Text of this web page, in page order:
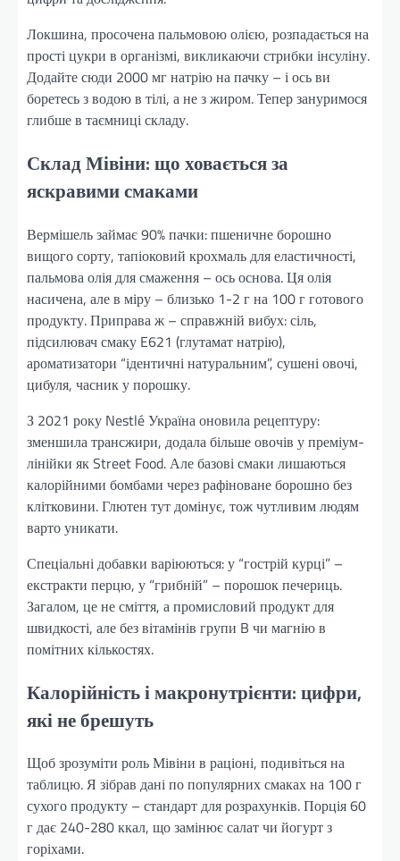
Локшина, просочена пальмовою олією, розпадається на
прості цукри в організмі, викликаючи стрибки інсуліну.
Додайте сюди 2000 мг натрію на пачку – і ось ви
боретесь з водою в тілі, а не з жиром. Тепер зануримося
глибше в таємниці складу.
Склад Мівіни: що ховається за
яскравими смаками
Вермішель займає 90% пачки: пшеничне борошно
вищого сорту, тапіоковий крохмаль для еластичності,
пальмова олія для смаження – ось основа. Ця олія
насичена, але в міру – близько 1-2 г на 100 г готового
продукту. Приправа ж – справжній вибух: сіль,
підсилювач смаку E621 (глутамат натрію),
ароматизатори “ідентичні натуральним”, сушені овочі,
цибуля, часник у порошку.
З 2021 року Nestlé Україна оновила рецептуру:
зменшила трансжири, додала більше овочів у преміум-
лінійки як Street Food. Але базові смаки лишаються
калорійними бомбами через рафіноване борошно без
клітковини. Глютен тут домінує, тож чутливим людям
варто уникати.
Спеціальні добавки варіюються: у “гострій курці” –
екстракти перцю, у “грибній” – порошок печериць.
Загалом, це не сміття, а промисловий продукт для
швидкості, але без вітамінів групи B чи магнію в
помітних кількостях.
Калорійність і макронутрієнти: цифри,
які не брешуть
Щоб зрозуміти роль Мівіни в раціоні, подивіться на
таблицю. Я зібрав дані по популярних смаках на 100 г
сухого продукту – стандарт для розрахунків. Порція 60
г дає 240-280 ккал, що замінює салат чи йогурт з
горіхами.